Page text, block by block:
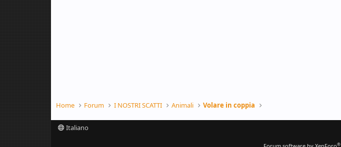
Home Forum I NOSTRI SCATTI Animali Volare in coppia
Italiano
®